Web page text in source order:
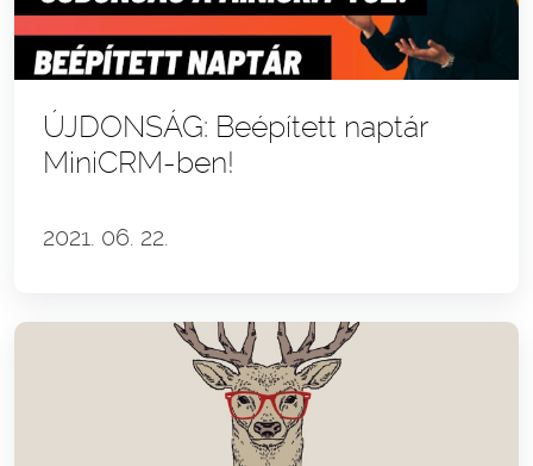
ÚJDONSÁG: Beépített naptár
MiniCRM-ben!
2021. 06. 22.